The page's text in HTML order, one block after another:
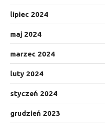
lipiec 2024
maj 2024
marzec 2024
luty 2024
styczeń 2024
grudzień 2023